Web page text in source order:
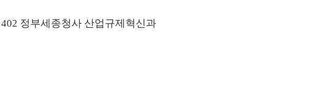
정부세종청사 산업규제혁신과